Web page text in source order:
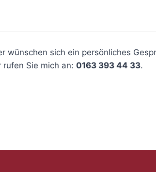
wünschen sich ein persönliches
rufen Sie mich an: 0163 393 44 33.